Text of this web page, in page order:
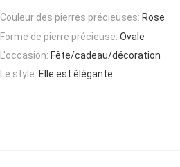
Couleur des pierres précieuses: Rose
Forme de pierre précieuse: Ovale
L'occasion: Fête/cadeau/décoration
Le style: Elle est élégante.